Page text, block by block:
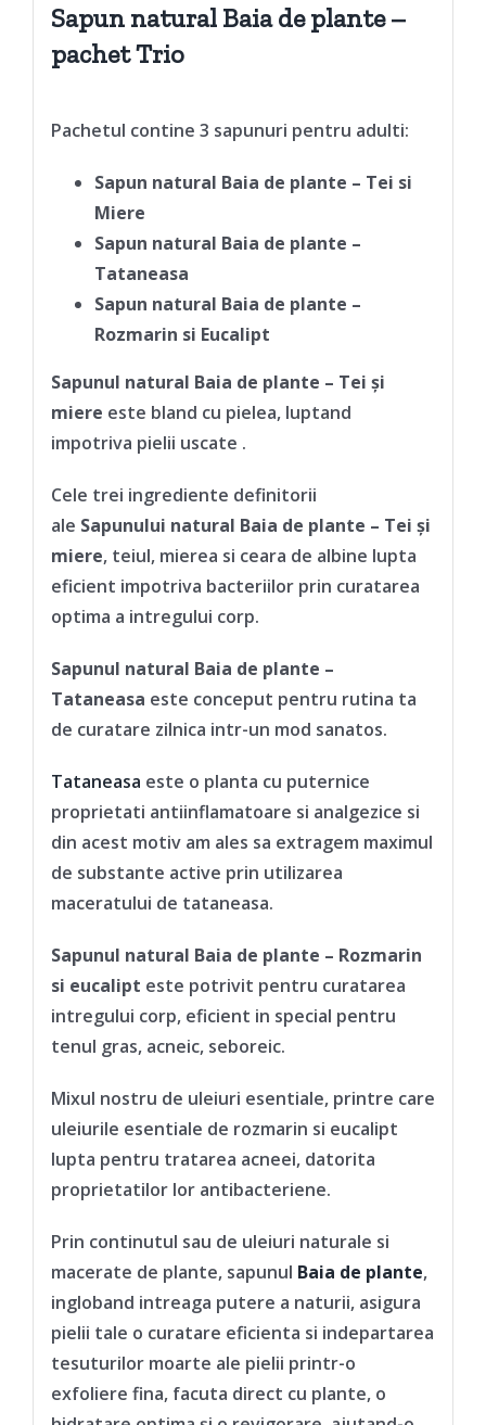
Sapun natural Baia de plante –
pachet Trio
Pachetul contine 3 sapunuri pentru adulti:
Sapun natural Baia de plante – Tei si
Miere
Sapun natural Baia de plante –
Tataneasa
Sapun natural Baia de plante –
Rozmarin si Eucalipt
Sapunul natural Baia de plante – Tei și
miere este bland cu pielea, luptand
impotriva pielii uscate .
Cele trei ingrediente definitorii
ale Sapunului natural Baia de plante – Tei și
miere, teiul, mierea si ceara de albine lupta
eficient impotriva bacteriilor prin curatarea
optima a intregului corp.
Sapunul natural Baia de plante –
Tataneasa este conceput pentru rutina ta
de curatare zilnica intr-un mod sanatos.
Tataneasa este o planta cu puternice
proprietati antiinflamatoare si analgezice si
din acest motiv am ales sa extragem maximul
de substante active prin utilizarea
maceratului de tataneasa.
Sapunul natural Baia de plante – Rozmarin
si eucalipt este potrivit pentru curatarea
intregului corp, eficient in special pentru
tenul gras, acneic, seboreic.
Mixul nostru de uleiuri esentiale, printre care
uleiurile esentiale de rozmarin si eucalipt
lupta pentru tratarea acneei, datorita
proprietatilor lor antibacteriene.
Prin continutul sau de uleiuri naturale si
macerate de plante, sapunul Baia de plante,
ingloband intreaga putere a naturii, asigura
pielii tale o curatare eficienta si indepartarea
tesuturilor moarte ale pielii printr-o
exfoliere fina, facuta direct cu plante, o